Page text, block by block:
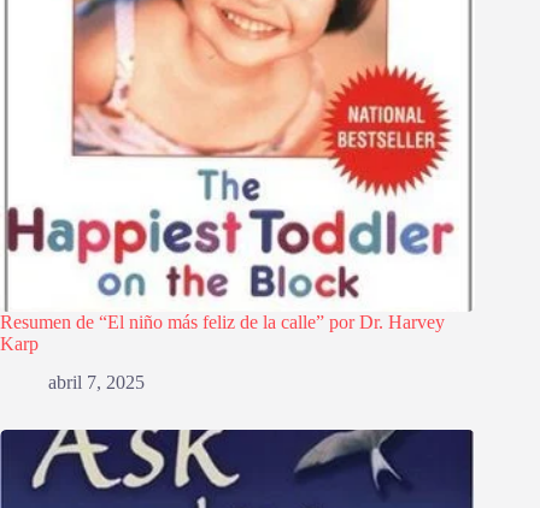
Resumen de “El niño más feliz de la calle” por Dr. Harvey
Karp
abril 7, 2025